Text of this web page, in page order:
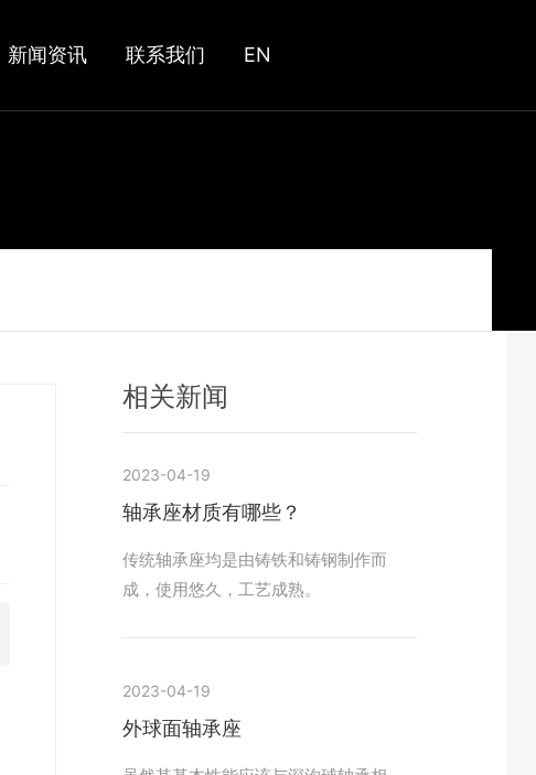
新闻资讯 联系我们 EN
相关新闻
2023-04-19
轴承座材质有哪些？
传统轴承座均是由铸铁和铸钢制作而
成，使用悠久，工艺成熟。
2023-04-19
外球面轴承座